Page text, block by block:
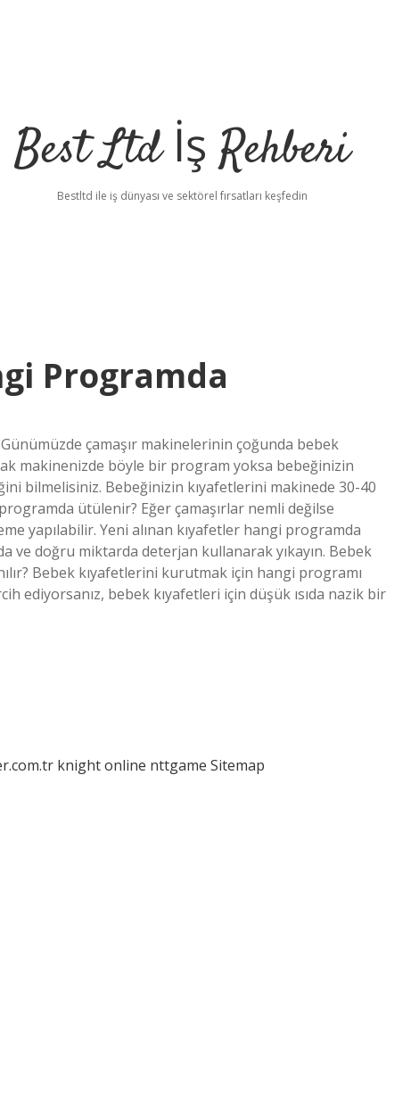
Best Ltd İş Rehberi
Bestltd ile iş dünyası ve sektörel fırsatları keşfedin
Programda
çamaşır makinelerinin çoğunda bebek
makinenizde böyle bir program yoksa bebeğinizin
bilmelisiniz. Bebeğinizin kıyafetlerini makinede 30-40
ütülenir? Eğer çamaşırlar nemli değilse
yapılabilir. Yeni alınan kıyafetler hangi programda
ve doğru miktarda deterjan kullanarak yıkayın. Bebek
Bebek kıyafetlerini kurutmak için hangi programı
ediyorsanız, bebek kıyafetleri için düşük ısıda nazik bir
knight online nttgame Sitemap